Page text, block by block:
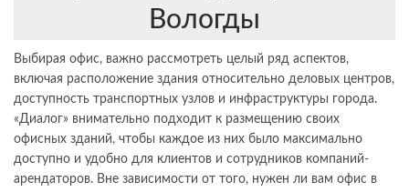
Вологды
Выбирая офис, важно рассмотреть целый ряд аспектов,
включая расположение здания относительно деловых центров,
доступность транспортных узлов и инфраструктуры города.
«Диалог» внимательно подходит к размещению своих
офисных зданий, чтобы каждое из них было максимально
доступно и удобно для клиентов и сотрудников компаний-
арендаторов. Вне зависимости от того, нужен ли вам офис в